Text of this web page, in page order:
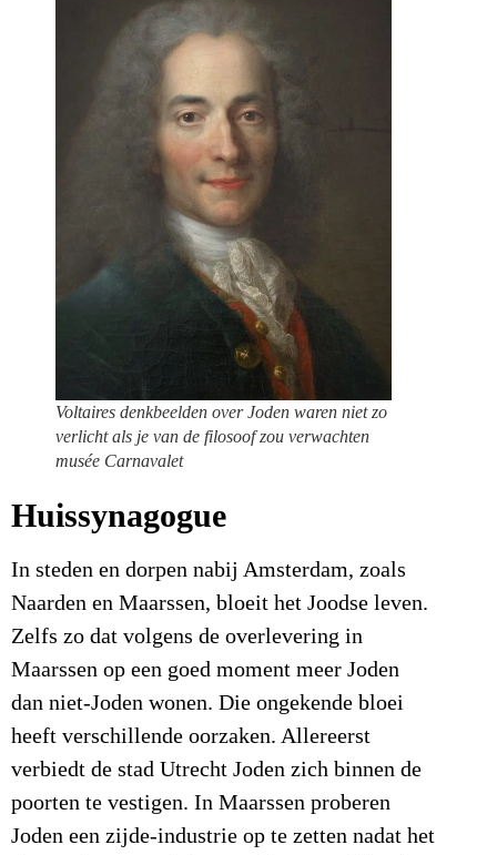
Voltaires denkbeelden over Joden waren niet zo
verlicht als je van de filosoof zou verwachten
musée Carnavalet
Huissynagogue
In steden en dorpen nabij Amsterdam, zoals
Naarden en Maarssen, bloeit het Joodse leven.
Zelfs zo dat volgens de overlevering in
Maarssen op een goed moment meer Joden
dan niet-Joden wonen. Die ongekende bloei
heeft verschillende oorzaken. Allereerst
verbiedt de stad Utrecht Joden zich binnen de
poorten te vestigen. In Maarssen proberen
Joden een zijde-industrie op te zetten nadat het